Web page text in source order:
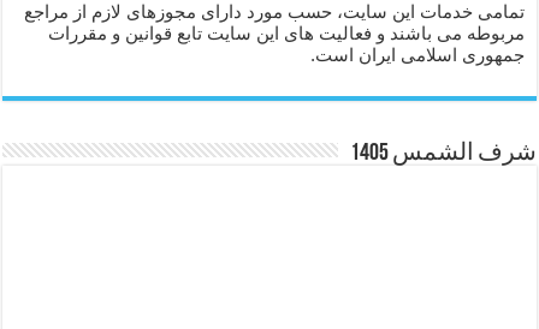
تمامی خدمات این سایت، حسب مورد دارای مجوزهای لازم از مراجع
مربوطه می باشند و فعالیت های این سایت تابع قوانین و مقررات
جمهوری اسلامی ایران است.
شرف الشمس 1405